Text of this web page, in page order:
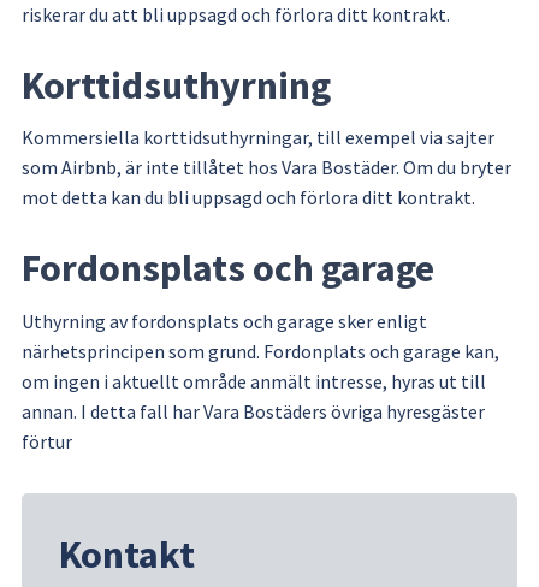
riskerar du att bli uppsagd och förlora ditt kontrakt.
Korttidsuthyrning
Kommersiella korttidsuthyrningar, till exempel via sajter
som Airbnb, är inte tillåtet hos Vara Bostäder. Om du bryter
mot detta kan du bli uppsagd och förlora ditt kontrakt.
Fordonsplats och garage
Uthyrning av fordonsplats och garage sker enligt
närhetsprincipen som grund. Fordonplats och garage kan,
om ingen i aktuellt område anmält intresse, hyras ut till
annan. I detta fall har Vara Bostäders övriga hyresgäster
förtur
Kontakt